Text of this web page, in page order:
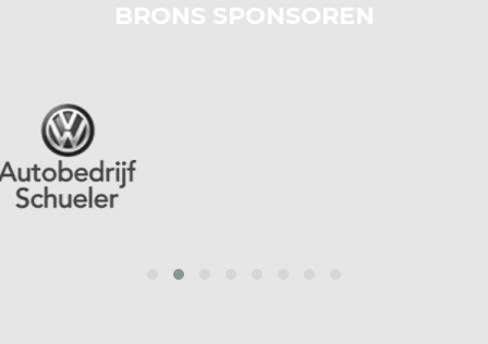
BRONS SPONSOREN